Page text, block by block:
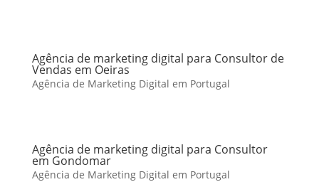
Agência de marketing digital para Consultor de
Vendas em Oeiras
Agência de Marketing Digital em Portugal
Agência de marketing digital para Consultor
em Gondomar
Agência de Marketing Digital em Portugal